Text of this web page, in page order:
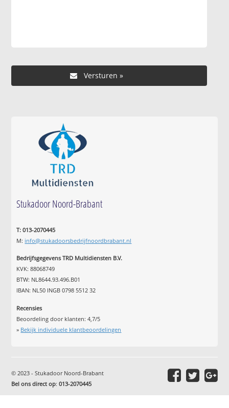
Stukadoor Noord-Brabant
T: 013-2070445
M: info@stukadoorsbedrijfnoordbrabant.nl
Bedrijfsgegevens TRD Multidiensten B.V.
KVK: 88068749
BTW: NL8644.93.496.B01
IBAN: NL50 INGB 0798 5512 32
Recensies
Beoordeling door klanten:4,7/5
» Bekijk individuele klantbeoordelingen
© 2023 - Stukadoor Noord-Brabant
Bel ons direct op:013-2070445